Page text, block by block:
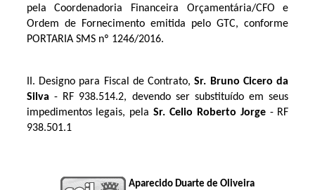
pela Coordenadoria Financeira Orçamentária/CFO e
Ordem de Fornecimento emitida pelo GTC, conforme
PORTARIA SMS nº 1246/2016.
II. Designo para Fiscal de Contrato, Sr. Bruno Cicero da
Silva - RF 938.514.2, devendo ser substituído em seus
impedimentos legais, pela Sr. Celio Roberto Jorge - RF
938.501.1
Aparecido Duarte de Oliveira